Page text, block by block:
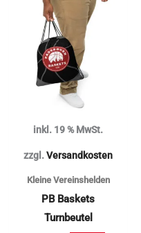
inkl. 19 % MwSt.
zzgl.Versandkosten
Kleine Vereinshelden
PB Baskets
Turnbeutel